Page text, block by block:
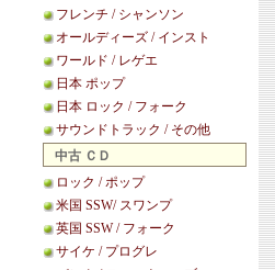
フレンチ / シャンソン
オールディーズ / インスト
ワールド / レゲエ
日本 ポップ
日本 ロック / フォーク
サウンドトラック / その他
中古 ＣＤ
ロック / ポップ
米国 SSW/ スワンプ
英国 SSW / フォーク
サイケ / プログレ